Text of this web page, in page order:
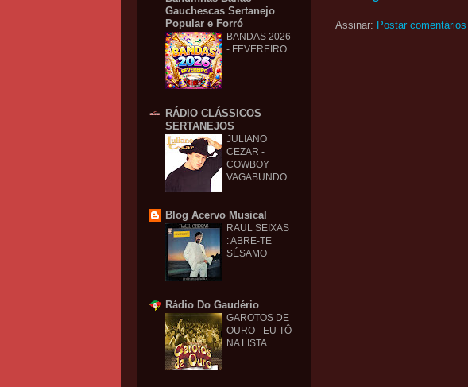
Assinar: Postar
Gauchescas Sertanejo
Popular e Forró
BANDAS 2026
- FEVEREIRO
RÁDIO CLÁSSICOS
SERTANEJOS
JULIANO
CEZAR -
COWBOY
VAGABUNDO
Blog Acervo Musical
RAUL SEIXAS
: ABRE-TE
SÉSAMO
Rádio Do Gaudério
GAROTOS DE
OURO - EU TÔ
NA LISTA